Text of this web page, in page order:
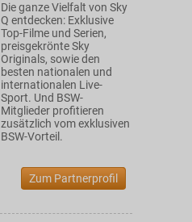
Die ganze Vielfalt von Sky
Q entdecken: Exklusive
Top-Filme und Serien,
preisgekrönte Sky
Originals, sowie den
besten nationalen und
internationalen Live-
Sport. Und BSW-
Mitglieder profitieren
zusätzlich vom exklusiven
BSW-Vorteil.
Zum Partnerprofil